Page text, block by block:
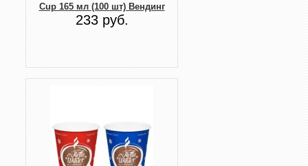
Cup 165 мл (100 шт) Вендинг
233 руб.